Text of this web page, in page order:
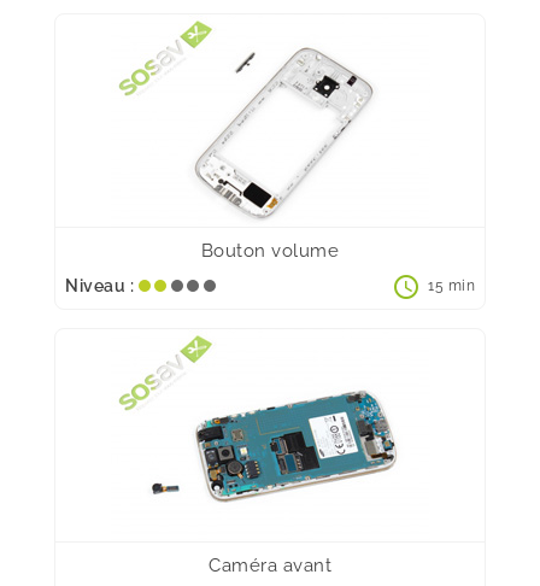
Bouton volume
Niveau : schedule 15 min
Caméra avant